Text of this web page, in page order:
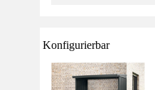
Konfigurierbar